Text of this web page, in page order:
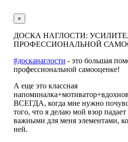
×
ДОСКА НАГЛОСТИ:
ПРОФЕССИОНАЛЬНОЙ
#досканаглости - это большая
профессиональной самооценке!
А еще это классная
ВСЕГДА, когда мне нужно
того, что я делаю мой взор падает
важными для меня элементами,
ней.